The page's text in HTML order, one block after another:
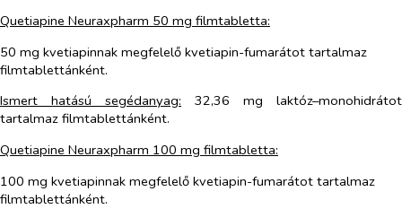
Quetiapine Neuraxpharm 50 mg filmtabletta:
50 mg kvetiapinnak megfelelő kvetiapin-fumarátot tartalmaz
filmtablettánként.
Ismert hatású segédanyag: 32,36 mg laktóz–monohidrátot
tartalmaz filmtablettánként.
Quetiapine Neuraxpharm 100 mg filmtabletta:
100 mg kvetiapinnak megfelelő kvetiapin-fumarátot tartalmaz
filmtablettánként.